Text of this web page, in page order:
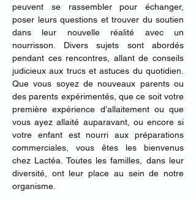
peuvent se rassembler pour échanger,
poser leurs questions et trouver du soutien
dans leur nouvelle réalité avec un
nourrisson. Divers sujets sont abordés
pendant ces rencontres, allant de conseils
judicieux aux trucs et astuces du quotidien.
Que vous soyez de nouveaux parents ou
des parents expérimentés, que ce soit votre
première expérience d’allaitement ou que
vous ayez allaité auparavant, ou encore si
votre enfant est nourri aux préparations
commerciales, vous êtes les bienvenus
chez Lactéa. Toutes les familles, dans leur
diversité, ont leur place au sein de notre
organisme.